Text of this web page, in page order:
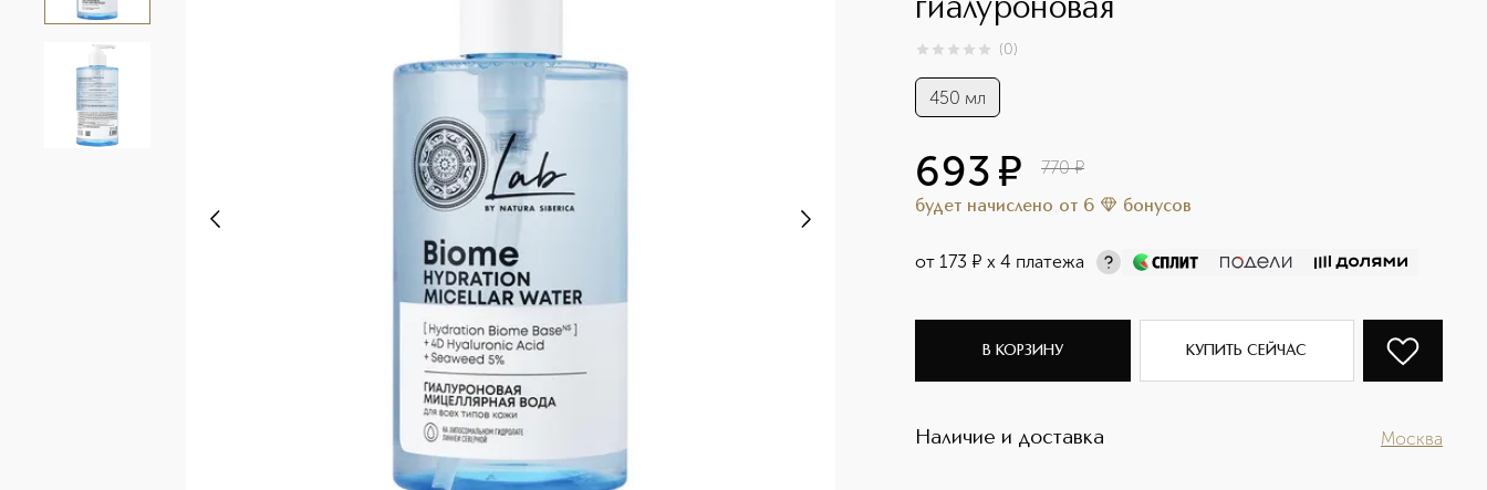
гиалуроновая
0из 0 (0)
450 мл
693 ¤ 770 ¤
будет начислено от 6 бонусов
от 173 ¤ х 4 платежа
В КОРЗИНУ КУПИТЬ СЕЙЧАС
Наличие и доставка Москва